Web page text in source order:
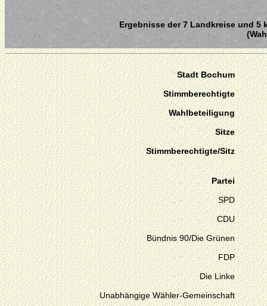
Ergebnisse der 7 Landkreise und 5
Stadt Bochum
Stimmberechtigte
Wahlbeteiligung
Sitze
Stimmberechtigte/Sitz
Partei
SPD
CDU
Bündnis 90/Die Grünen
FDP
Die Linke
Unabhängige Wähler-Gemeinschaft